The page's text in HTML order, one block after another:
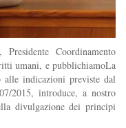
Coordinamento
umani, e pubblichiamoLa
alle indicazioni previste dal
2015, introduce, a nostro
divulgazione dei principi